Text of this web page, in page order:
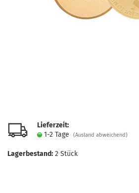
Lieferzeit:
1-2 Tage
(Ausland abweichend)
Lagerbestand: 2 Stück